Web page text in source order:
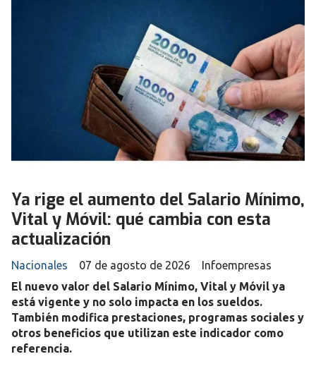
Ya rige el aumento del Salario Mínimo,
Vital y Móvil: qué cambia con esta
actualización
Infoempresas
Nacionales
07 de agosto de 2026
El nuevo valor del Salario Mínimo, Vital y Móvil ya
está vigente y no solo impacta en los sueldos.
También modifica prestaciones, programas sociales y
otros beneficios que utilizan este indicador como
referencia.